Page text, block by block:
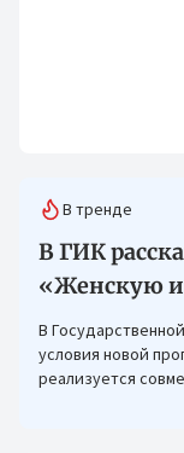
В тренде
В ГИК
«Женскую
В
условия новой
реализуется